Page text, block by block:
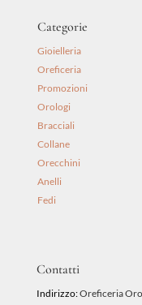
Categorie
Gioielleria
Oreficeria
Promozioni
Orologi
Bracciali
Collane
Orecchini
Anelli
Fedi
Contatti
Indirizzo:Oreficeria